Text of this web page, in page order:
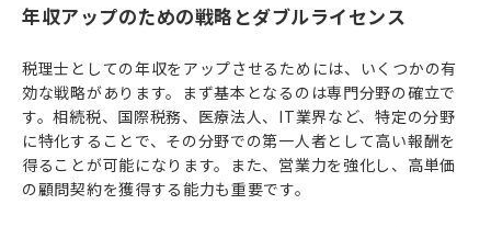
年収アップのための戦略とダブルライセンス
税理士としての年収をアップさせるためには、いくつかの有
効な戦略があります。まず基本となるのは専門分野の確立で
す。相続税、国際税務、医療法人、IT業界など、特定の分野
に特化することで、その分野での第一人者として高い報酬を
得ることが可能になります。また、営業力を強化し、高単価
の顧問契約を獲得する能力も重要です。